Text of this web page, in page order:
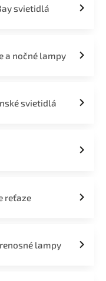
svietidlá
a nočné lampy
svietidlá
reťaze
lampy